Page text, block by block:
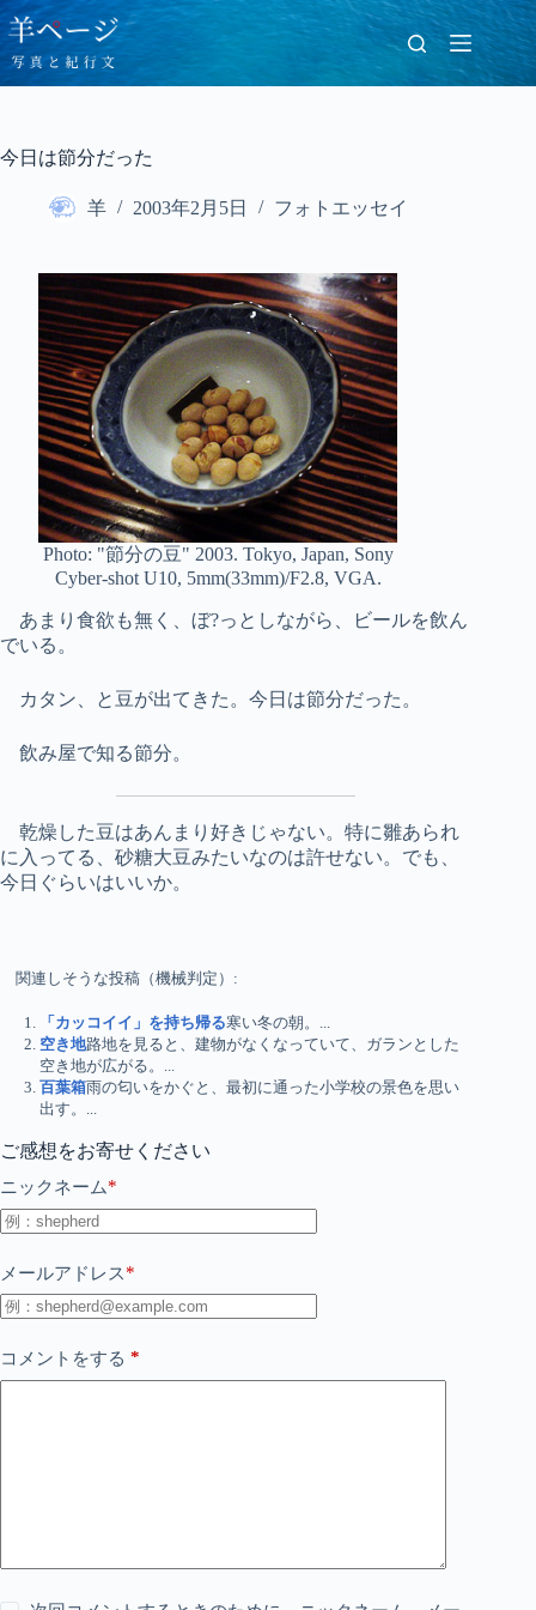
コ
ン
テ
ン
ス
今日は節分だった
羊 2003年2月5日 フォトエッセイ
Photo: "節分の豆" 2003. Tokyo, Japan, Sony
Cyber-shot U10, 5mm(33mm)/F2.8, VGA.
あまり食欲も無く、ぼ?っとしながら、ビールを飲ん
でいる。
カタン、と豆が出てきた。今日は節分だった。
飲み屋で知る節分。
乾燥した豆はあんまり好きじゃない。特に雛あられ
に入ってる、砂糖大豆みたいなのは許せない。でも、
今日ぐらいはいいか。
関連しそうな投稿（機械判定）:
「カッコイイ」を持ち帰る寒い冬の朝。...
空き地路地を見ると、建物がなくなっていて、ガランとした
空き地が広がる。...
百葉箱雨の匂いをかぐと、最初に通った小学校の景色を思い
出す。...
ご感想をお寄せください
ニックネーム*
メールアドレス*
コメントをする *